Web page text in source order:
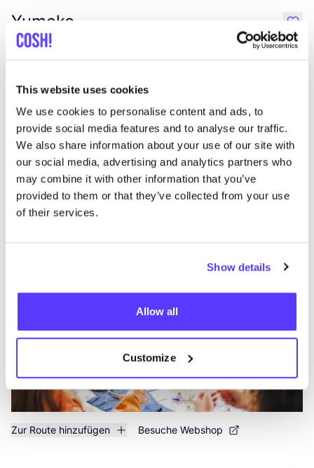
This website uses cookies
We use cookies to personalise content and ads, to
provide social media features and to analyse our traffic.
We also share information about your use of our site with
our social media, advertising and analytics partners who
may combine it with other information that you’ve
provided to them or that they’ve collected from your use
of their services.
Show details
Allow all
Customize
Yumeko
Herengracht 418sous, Amsterdam
Zur Route hinzufügen
like
Wear For Life Campagne
Zur Route hinzufügen Besuche Webshop